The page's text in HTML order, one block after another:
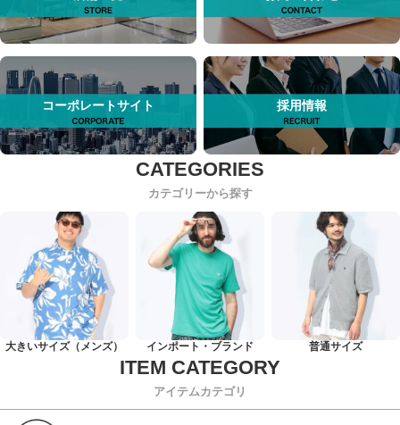
コーポレートサイト 採用情報
カテゴリーから探す
大きいサイズ（メンズ） インポート・ブランド 普通サイズ
アイテムカテゴリ